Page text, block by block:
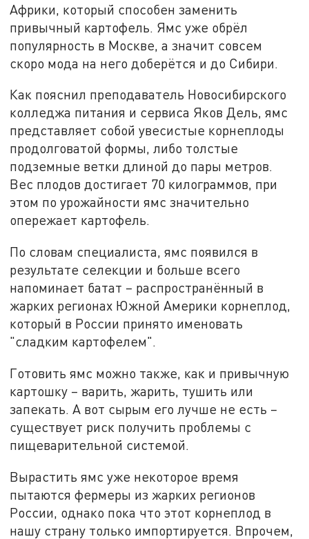
Африки, который способен заменить
привычный картофель. Ямс уже обрёл
популярность в Москве, а значит совсем
скоро мода на него доберётся и до Сибири.
Как пояснил преподаватель Новосибирского
колледжа питания и сервиса Яков Дель, ямс
представляет собой увесистые корнеплоды
продолговатой формы, либо толстые
подземные ветки длиной до пары метров.
Вес плодов достигает 70 килограммов, при
этом по урожайности ямс значительно
опережает картофель.
По словам специалиста, ямс появился в
результате селекции и больше всего
напоминает батат – распространённый в
жарких регионах Южной Америки корнеплод,
который в России принято именовать
"сладким картофелем".
Готовить ямс можно также, как и привычную
картошку – варить, жарить, тушить или
запекать. А вот сырым его лучше не есть –
существует риск получить проблемы с
пищеварительной системой.
Вырастить ямс уже некоторое время
пытаются фермеры из жарких регионов
России, однако пока что этот корнеплод в
нашу страну только импортируется. Впрочем,